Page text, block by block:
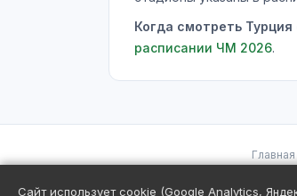
Когда смотреть Турция
расписании ЧМ 2026.
Главная
Сайт использует cookie (Google Analytics,